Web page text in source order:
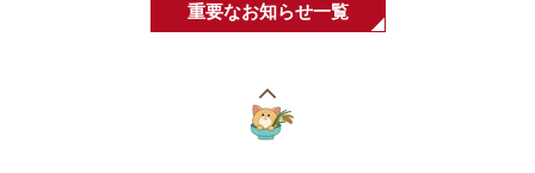
重要なお知らせ一覧